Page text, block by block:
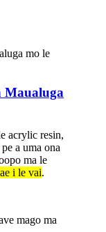
Maualuga
acrylic resin,
a uma ona
ma le
i le vai.